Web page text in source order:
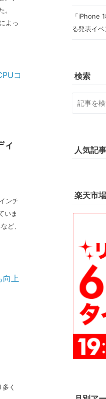
よっ
ィ
ンチ
いま
ど、
く
「iPhone
る発表イ
検索
人気記事
楽天市場